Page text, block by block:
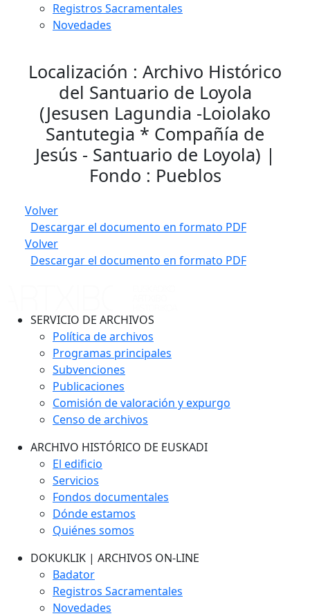
Registros Sacramentales
Novedades
Localización : Archivo Histórico
del Santuario de Loyola
(Jesusen Lagundia -Loiolako
Santutegia * Compañía de
Jesús - Santuario de Loyola) |
Fondo : Pueblos
Volver
Descargar el documento en formato PDF
Volver
Descargar el documento en formato PDF
SERVICIO DE ARCHIVOS
Política de archivos
Programas principales
Subvenciones
Publicaciones
Comisión de valoración y expurgo
Censo de archivos
ARCHIVO HISTÓRICO DE EUSKADI
El edificio
Servicios
Fondos documentales
Dónde estamos
Quiénes somos
DOKUKLIK | ARCHIVOS ON-LINE
Badator
Registros Sacramentales
Novedades